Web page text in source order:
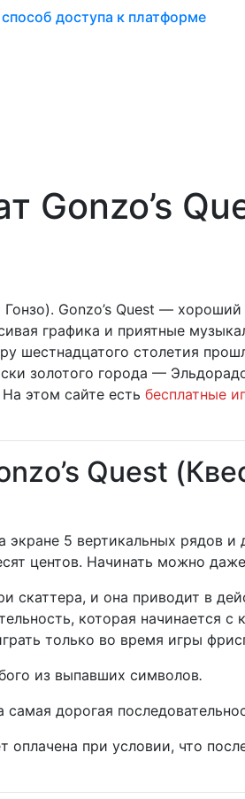
доступа к платформе
Gonzo’s
Гонзо). Gonzo’s Quest —
графика и приятные
шестнадцатого столетия
золотого города —
этом сайте есть бесплатные
Quest
экране 5 вертикальных рядов
центов. Начинать можно
скаттера, и она приводит в
которая начинается с
только во время игры
из выпавших символов.
дорогая
при условии, что